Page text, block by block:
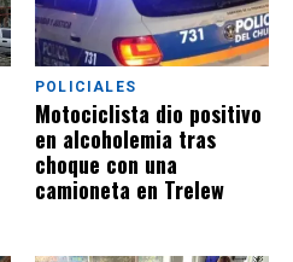
POLICIALES
Motociclista dio positivo
en alcoholemia tras
choque con una
camioneta en Trelew